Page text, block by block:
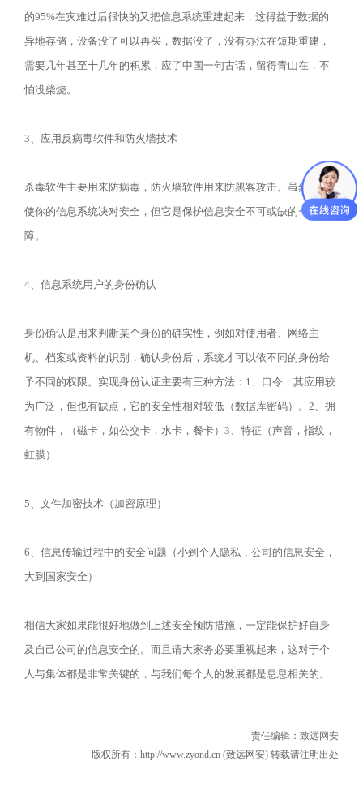
的95%在灾难过后很快的又把信息系统重建起来，这得益于数据的
异地存储，设备没了可以再买，数据没了，没有办法在短期重建，
需要几年甚至十几年的积累，应了中国一句古话，留得青山在，不
怕没柴烧。
3、应用反病毒软件和防火墙技术
杀毒软件主要用来防病毒，防火墙软件用来防黑客攻击。虽然不能
使你的信息系统决对安全，但它是保护信息安全不可或缺的一道屏
障。
4、信息系统用户的身份确认
身份确认是用来判断某个身份的确实性，例如对使用者、网络主
机、档案或资料的识别，确认身份后，系统才可以依不同的身份给
予不同的权限。实现身份认证主要有三种方法：1、口令；其应用较
为广泛，但也有缺点，它的安全性相对较低（数据库密码）。2、拥
有物件，（磁卡，如公交卡，水卡，餐卡）3、特征（声音，指纹，
虹膜）
5、文件加密技术（加密原理）
6、信息传输过程中的安全问题（小到个人隐私，公司的信息安全，
大到国家安全）
相信大家如果能很好地做到上述安全预防措施，一定能保护好自身
及自己公司的信息安全的。而且请大家务必要重视起来，这对于个
人与集体都是非常关键的，与我们每个人的发展都是息息相关的。
责任编辑： 致远网安
版权所有：http://www.zyond.cn (致远网安) 转载请注明出处